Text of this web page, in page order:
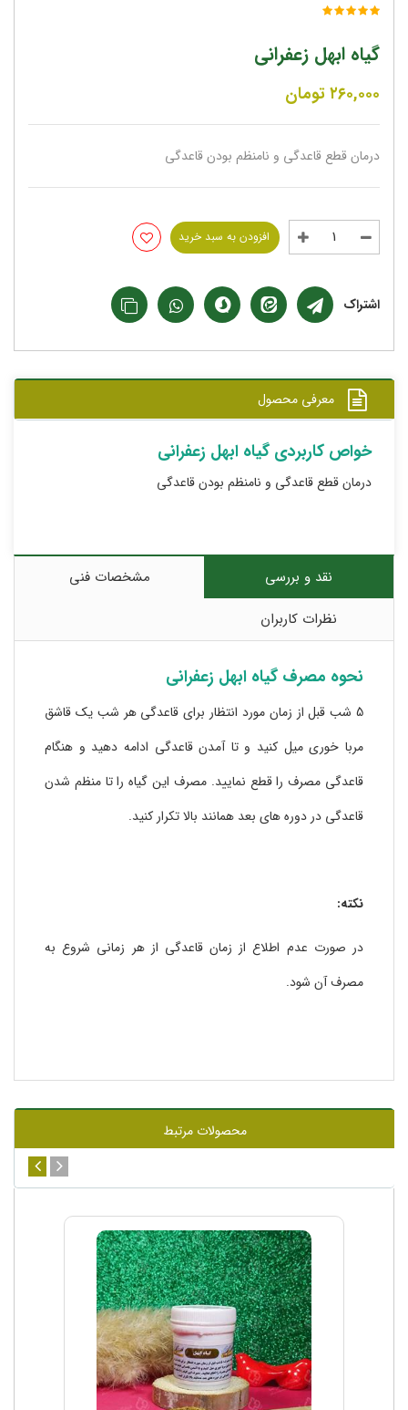
گیاه ابهل زعفرانی
۲۶۰,۰۰۰تومان
درمان قطع قاعدگی و نامنظم بودن قاعدگی
افزودن به سبد خرید
اشتراک
معرفی محصول
خواص کاربردی گیاه ابهل زعفرانی
درمان قطع قاعدگی و نامنظم بودن قاعدگی
نقد و بررسی
مشخصات فنی
نظرات کاربران
نحوه مصرف گیاه ابهل زعفرانی
5 شب قبل از زمان مورد انتظار برای قاعدگی هر شب یک قاشق
مربا خوری میل کنید و تا آمدن قاعدگی ادامه دهید و هنگام
قاعدگی مصرف را قطع نمایید. مصرف این گیاه را تا منظم شدن
قاعدگی در دوره های بعد همانند بالا تکرار کنید.
نکته:
در صورت عدم اطلاع از زمان قاعدگی از هر زمانی شروع به
مصرف آن شود.
محصولات مرتبط